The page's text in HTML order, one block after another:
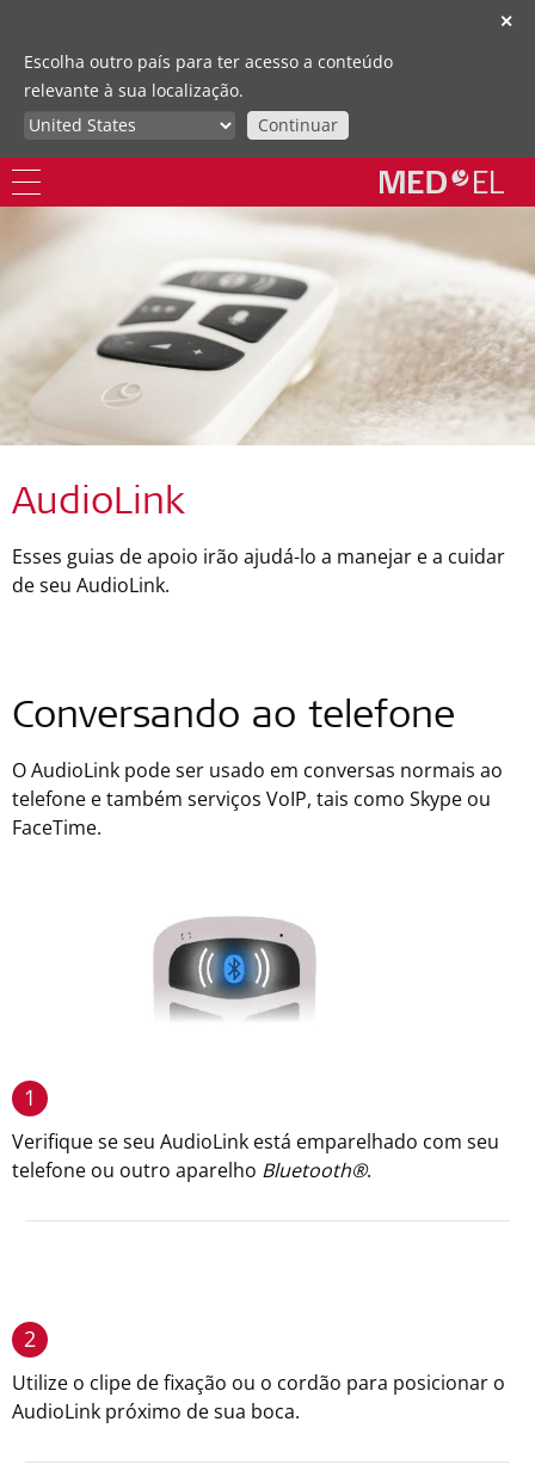
✕
Escolha outro país para ter acesso a conteúdo
relevante à sua localização.
Continuar
AudioLink
Esses guias de apoio irão ajudá-lo a manejar e a cuidar
de seu AudioLink.
Conversando ao telefone
O AudioLink pode ser usado em conversas normais ao
telefone e também serviços VoIP, tais como Skype ou
FaceTime.
1
Verifique se seu AudioLink está emparelhado com seu
telefone ou outro aparelho Bluetooth®.
2
Utilize o clipe de fixação ou o cordão para posicionar o
AudioLink próximo de sua boca.